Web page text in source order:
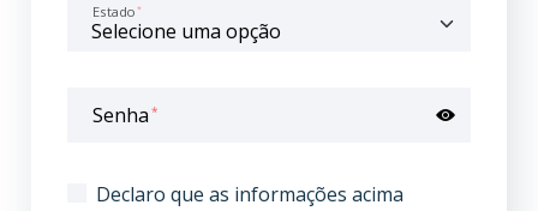
Estado*
Senha*
Declaro que as informações acima